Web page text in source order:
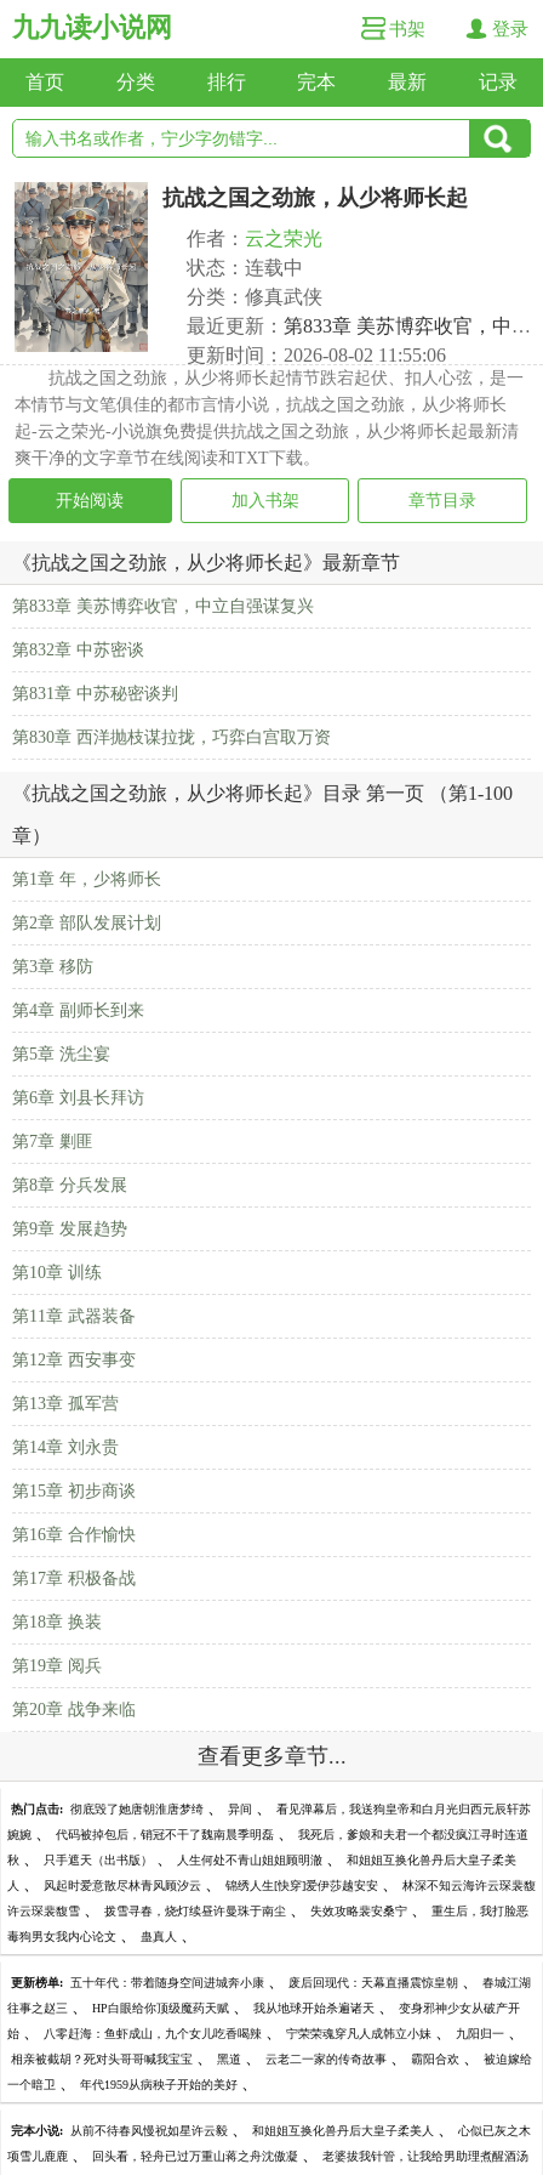
九九读小说网 书架 登录
首页 分类 排行 完本 最新 记录
抗战之国之劲旅，从少将师长起
作者： 云之荣光
状态：连载中
分类：修真武侠
最近更新： 第833章 美苏博弈收官，中立自强谋复兴
更新时间：2026-08-02 11:55:06
抗战之国之劲旅，从少将师长起情节跌宕起伏、扣人心弦，是一
本情节与文笔俱佳的都市言情小说，抗战之国之劲旅，从少将师长
起-云之荣光-小说旗免费提供抗战之国之劲旅，从少将师长起最新清
爽干净的文字章节在线阅读和TXT下载。
开始阅读 加入书架 章节目录
《抗战之国之劲旅，从少将师长起》最新章节
第833章 美苏博弈收官，中立自强谋复兴
第832章 中苏密谈
第831章 中苏秘密谈判
第830章 西洋抛枝谋拉拢，巧弈白宫取万资
《抗战之国之劲旅，从少将师长起》目录 第一页 （第1-100
章）
第1章 年，少将师长
第2章 部队发展计划
第3章 移防
第4章 副师长到来
第5章 洗尘宴
第6章 刘县长拜访
第7章 剿匪
第8章 分兵发展
第9章 发展趋势
第10章 训练
第11章 武器装备
第12章 西安事变
第13章 孤军营
第14章 刘永贵
第15章 初步商谈
第16章 合作愉快
第17章 积极备战
第18章 换装
第19章 阅兵
第20章 战争来临
查看更多章节...
热门点击: 彻底毁了她唐朝淮唐梦绮 、 异间 、 看见弹幕后，我送狗皇帝和白月光归西元辰轩苏
婉婉 、 代码被掉包后，销冠不干了魏南晨季明磊 、 我死后，爹娘和夫君一个都没疯江寻时连道
秋 、 只手遮天（出书版） 、 人生何处不青山姐姐顾明澈 、 和姐姐互换化兽丹后大皇子柔美
人 、 风起时爱意散尽林青风顾汐云 、 锦绣人生[快穿]爱伊莎越安安 、 林深不知云海许云琛裴馥
许云琛裴馥雪 、 拨雪寻春，烧灯续昼许曼珠于南尘 、 失效攻略裴安桑宁 、 重生后，我打脸恶
毒狗男女我内心论文 、 蛊真人 、
更新榜单: 五十年代：带着随身空间进城奔小康 、 废后回现代：天幕直播震惊皇朝 、 春城江湖
往事之赵三 、 HP白眼给你顶级魔药天赋 、 我从地球开始杀遍诸天 、 变身邪神少女从破产开
始 、 八零赶海：鱼虾成山，九个女儿吃香喝辣 、 宁荣荣魂穿凡人成韩立小妹 、 九阳归一 、
相亲被截胡？死对头哥哥喊我宝宝 、 黑道 、 云老二一家的传奇故事 、 霸阳合欢 、 被迫嫁给
一个暗卫 、 年代1959从病秧子开始的美好 、
完本小说: 从前不待春风慢祝如星许云毅 、 和姐姐互换化兽丹后大皇子柔美人 、 心似已灰之木
项雪儿鹿鹿 、 回头看，轻舟已过万重山蒋之舟沈傲凝 、 老婆拔我针管，让我给男助理煮醒酒汤